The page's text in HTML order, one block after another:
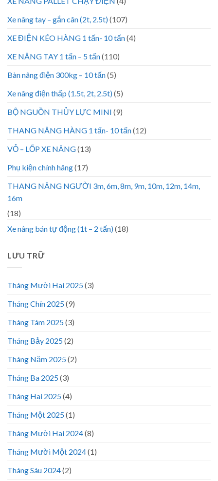
Xe nâng tay – gắn cân (2t, 2.5t)(107)
XE ĐIỆN KÉO HÀNG 1 tấn- 10 tấn(4)
XE NÂNG TAY 1 tấn – 5 tấn(110)
Bàn nâng điện 300kg – 10 tấn(5)
Xe nâng điện thấp (1.5t, 2t, 2.5t)(5)
BỘ NGUỒN THỦY LỰC MINI (9)
THANG NÂNG HÀNG 1 tấn- 10 tấn(12)
VỎ – LỐP XE NÂNG(13)
Phụ kiện chính hãng(17)
THANG NÂNG NGƯỜI 3m, 6m, 8m, 9m, 10m, 12m, 14m,
16m
(18)
Xe nâng bán tự động (1t – 2 tấn)(18)
LƯU TRỮ
Tháng Mười Hai 2025(3)
Tháng Chín 2025(9)
Tháng Tám 2025(3)
Tháng Bảy 2025(2)
Tháng Năm 2025(2)
Tháng Ba 2025(3)
Tháng Hai 2025(4)
Tháng Một 2025(1)
Tháng Mười Hai 2024(8)
Tháng Mười Một 2024(1)
Tháng Sáu 2024(2)